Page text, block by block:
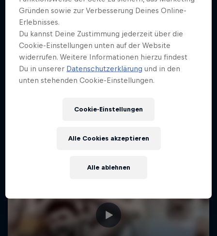
Gründen sowie zur Verbesserung Deines Online-
Erlebnisses.
Du kannst Deine Zustimmung jederzeit über die
Cookie-Einstellungen unten auf der Website
widerrufen. Weitere Informationen hierzu findest
Du in unserer Datenschutzerklärung und in den
unten stehenden Cookie-Einstellungen.
Cookie-Einstellungen
Alle ablehnen
Alle Cookies akzeptieren